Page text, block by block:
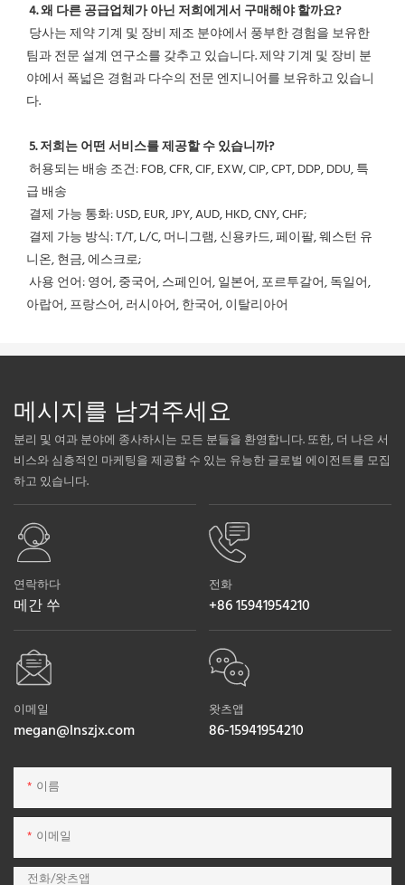
4. 왜 다른 공급업체가 아닌 저희에게서 구매해야 할까요?
팀과 전문 설계 연구소를 갖추고 있습니다. 제약 기계 및 장비 분
야에서 폭넓은 경험과 다수의 전문 엔지니어를 보유하고 있습니
다.
5. 저희는 어떤 서비스를 제공할 수 있습니까?
급 배송
결제 가능 통화: USD, EUR, JPY, AUD, HKD, CNY, CHF;
니온, 현금, 에스크로;
아랍어, 프랑스어, 러시아어, 한국어, 이탈리아어
메시지를 남겨주세요
분리 및 여과 분야에 종사하시는 모든 분들을 환영합니다. 또한, 더 나은 서
비스와 심층적인 마케팅을 제공할 수 있는 유능한 글로벌 에이전트를 모집
하고 있습니다.
연락하다
메간 쑤
전화
+86 15941954210
이메일
megan@lnszjx.com
왓츠앱
86-15941954210
이름
이메일
전화/왓츠앱